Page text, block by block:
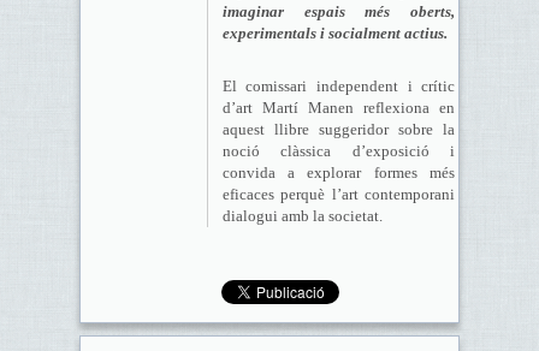
imaginar espais més oberts,
experimentals i socialment actius.
El comissari independent i crític
d’art Martí Manen reflexiona en
aquest llibre suggeridor sobre la
noció clàssica d’exposició i
convida a explorar formes més
eficaces perquè l’art contemporani
dialogui amb la societat.